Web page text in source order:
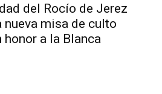
del Rocío de Jerez
nueva misa de culto
honor a la Blanca